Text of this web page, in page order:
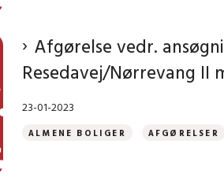
Afgørelse vedr.
Resedavej/Nørrevang II
23-01-2023
ALMENE BOLIGER AFGØRELSER